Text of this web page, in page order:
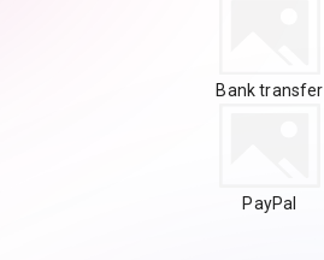
Bank transfer
PayPal